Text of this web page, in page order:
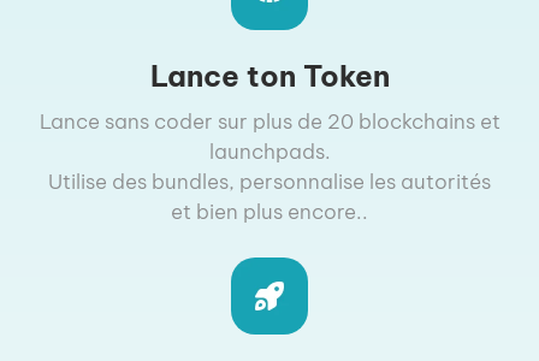
Lance ton Token
Lance sans coder sur plus de 20 blockchains et
launchpads.
Utilise des bundles, personnalise les autorités
et bien plus encore..